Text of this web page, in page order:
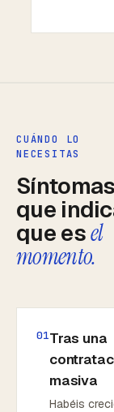
CUÁNDO LO
NECESITAS
Síntomas
que
que esel
momento.
01Tras una
masiva
Habéis